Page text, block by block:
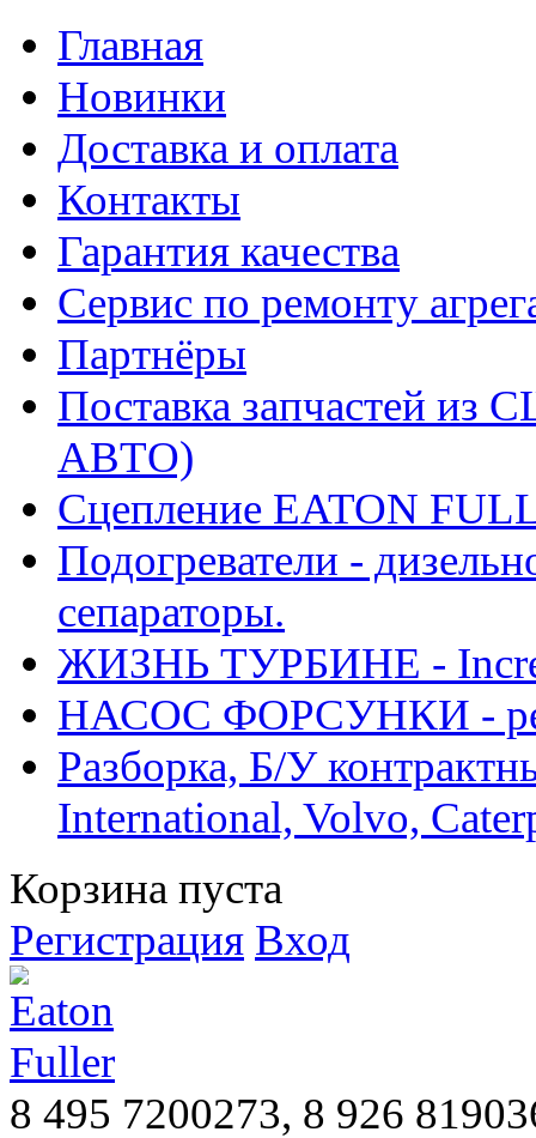
Главная
Новинки
Доставка и оплата
Контакты
Гарантия качества
Сервис по ремонту
Партнёры
Поставка запчастей
АВТО)
Сцепление EATON
Подогреватели -
сепараторы.
ЖИЗНЬ ТУРБИНЕ -
НАСОС ФОРСУНКИ -
Разборка, Б/У
International, Volvo,
Корзина пуста
Регистрация Вход
8 495 7200273, 8 926